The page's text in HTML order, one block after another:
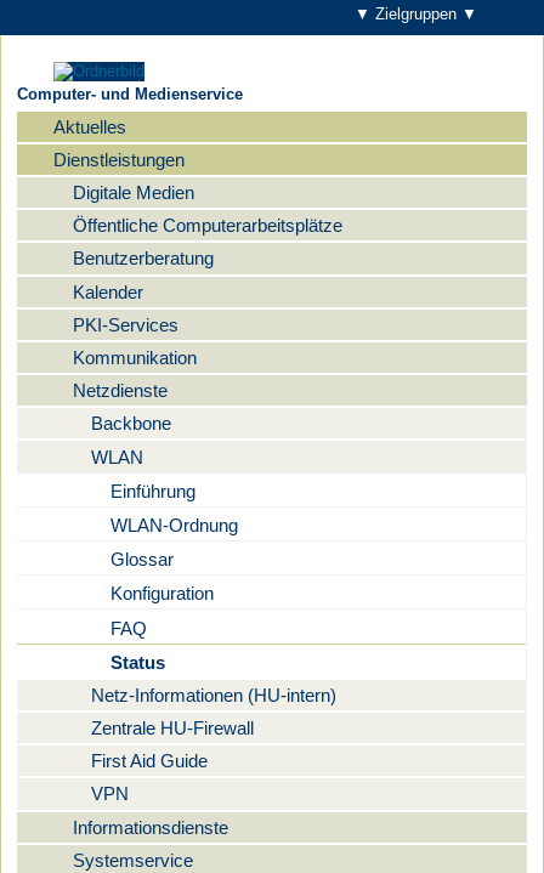
▼ Zielgruppen ▼
Computer- und Medienservice
Navigation
Aktuelles
Dienstleistungen
Digitale Medien
Öffentliche Computerarbeitsplätze
Benutzerberatung
Kalender
PKI-Services
Kommunikation
Netzdienste
Backbone
WLAN
Einführung
WLAN-Ordnung
Glossar
Konfiguration
FAQ
Status
Netz-Informationen (HU-intern)
Zentrale HU-Firewall
First Aid Guide
VPN
Informationsdienste
Systemservice